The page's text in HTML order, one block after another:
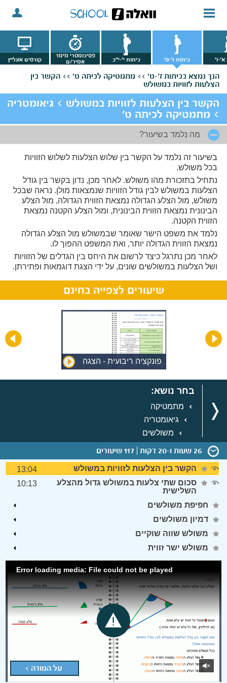
א'-ו' כיתות ז'-ט' כיתות י'-י"ב
פסיכומטרי מימד
אמיר/ם
קורסים אונליין
הנך נמצא בכיתות ז'-ט' >> מתמטיקה לכיתה ט' >> הקשר בין
הצלעות לזוויות במשולש
הקשר בין הצלעות לזוויות במשולש > גיאומטריה
> מתמטיקה לכיתה ט'
מה נלמד בשיעור?
בשיעור זה נלמד על הקשר בין שלוש הצלעות לשלוש הזוויות
בכל משולש.
נתחיל בתזכורת מהו משולש. לאחר מכן, נדון בקשר בין גודל
הצלעות במשולש לבין גודל הזוויות שנמצאות מולן. נראה שבכל
משולש, מול הצלע הגדולה נמצאת הזווית הגדולה, מול הצלע
הבינונית נמצאת הזווית הבינונית, ומול הצלע הקטנה נמצאת
הזווית הקטנה.
נלמד את משפט הישר שאומר שבמשולש מול הצלע הגדולה
נמצאת הזווית הגדולה יותר, ואת המשפט ההפוך לו.
לאחר מכן נתרגל כיצד לרשום את היחס בין הגדלים של הזוויות
ושל הצלעות במשולשים שונים, על ידי הצגת דוגמאות ופתירתן.
שיעורים לצפייה בחינם
פונקציה ריבועית - הצגה
בחר נושא:
מתמטיקה
גיאומטריה
משולשים
26 שעות ו-20 דקות 117 שיעורים
הקשר בין הצלעות לזוויות במשולש
13:04
סכום שתי צלעות במשולש גדול מהצלע
השלישית
10:13
חפיפת משולשים
דמיון משולשים
משולש שווה שוקיים
משולש ישר זווית
על המורה >
Error loading media: File could not be played